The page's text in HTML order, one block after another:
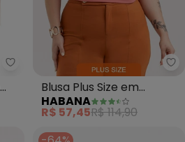
Malwee - Blusa Ampla em
Blusa Plus Size em
Viscose (Rosa)
HABANA
R$ 57,45R$ 114,90